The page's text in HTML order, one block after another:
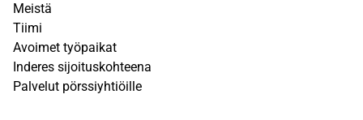
Meistä
Tiimi
Avoimet työpaikat
Inderes sijoituskohteena
Palvelut pörssiyhtiöille